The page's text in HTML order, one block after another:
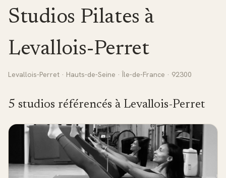
Studios Pilates à
Levallois-Perret
Levallois-Perret · Hauts-de-Seine · Île-de-France · 92300
5 studios référencés à Levallois-Perret